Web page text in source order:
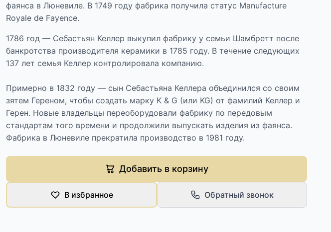
фаянса в Люневиле. В 1749 году фабрика получила статус Manufacture
Royale de Fayence.
1786 год — Себастьян Келлер выкупил фабрику у семьи Шамбретт после
банкротства производителя керамики в 1785 году. В течение следующих
137 лет семья Келлер контролировала компанию.
Примерно в 1832 году — сын Себастьяна Келлера объединился со своим
зятем Гереном, чтобы создать марку K & G (или KG) от фамилий Келлер и
Герен. Новые владельцы переоборудовали фабрику по передовым
стандартам того времени и продолжили выпускать изделия из фаянса.
Фабрика в Люневиле прекратила производство в 1981 году.
Добавить в корзину
В избранное Обратный звонок